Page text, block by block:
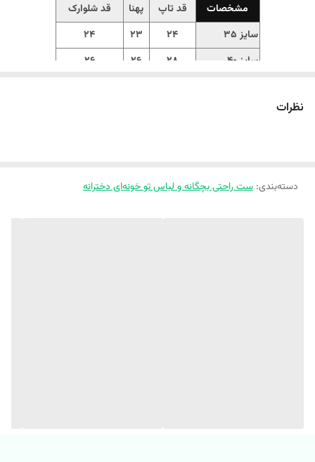
مشخصات
قد تاپ پهنا
قد شلوارک
سایز 35
24
23
24
سایز 40
28
26
26
نظرات
دسته‌بندی: ست راحتی بچگانه و لباس تو خونه‌ای دخترانه